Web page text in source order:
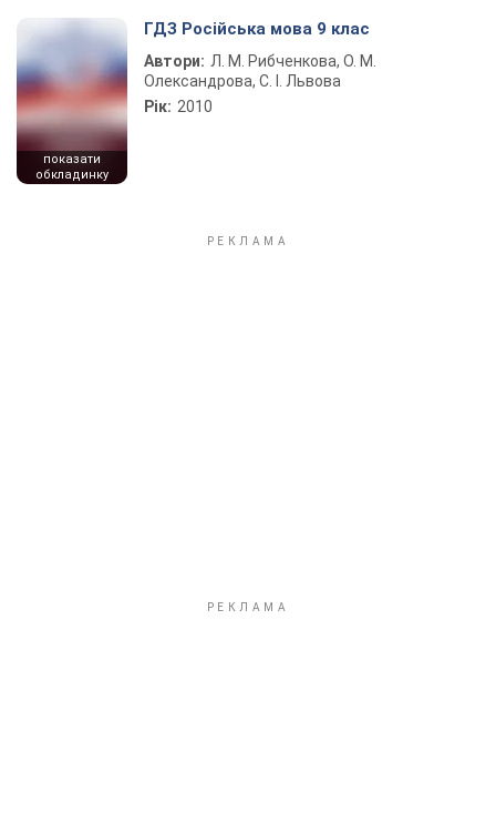
показати
обкладинку
ГДЗ Російська мова 9 клас
Автори: Л. М. Рибченкова, О. М.
Олександрова, С. І. Львова
Рік: 2010